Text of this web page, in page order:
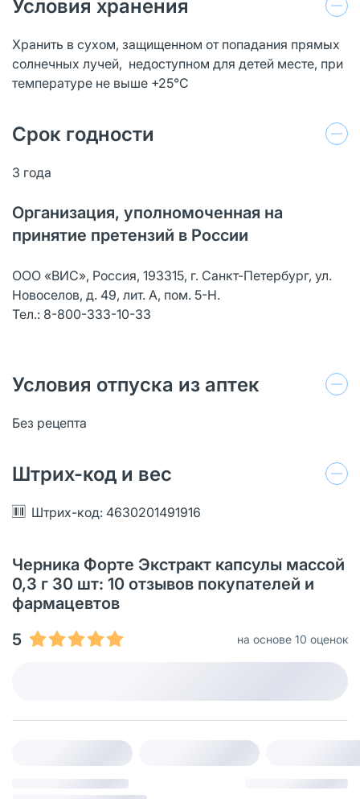
Условия хранения
Хранить в сухом, защищенном от попадания прямых
солнечных лучей, недоступном для детей месте, при
температуре не выше +25°С
Срок годности
3 года
Организация, уполномоченная на
принятие претензий в России
ООО «ВИС», Россия, 193315, г. Санкт-Петербург, ул.
Новоселов, д. 49, лит. А, пом. 5-Н.
Тел.: 8-800-333-10-33
Условия отпуска из аптек
Без рецепта
Штрих-код и вес
Штрих-код: 4630201491916
Черника Форте Экстракт капсулы массой
0,3 г 30 шт: 10 отзывов покупателей и
фармацевтов
5
на основе 10 оценок